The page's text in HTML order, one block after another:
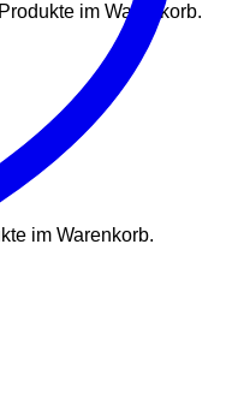
im Warenkorb.
im Warenkorb.